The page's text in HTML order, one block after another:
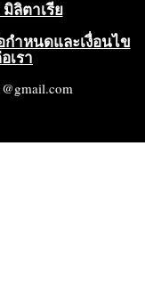
สภาพดีมาก และ
ใช้งานได้ดี โดย
สู้ที่ดี สภาพ
ลิตาเรีย
กำหนดและเงื่อนไข
เรา